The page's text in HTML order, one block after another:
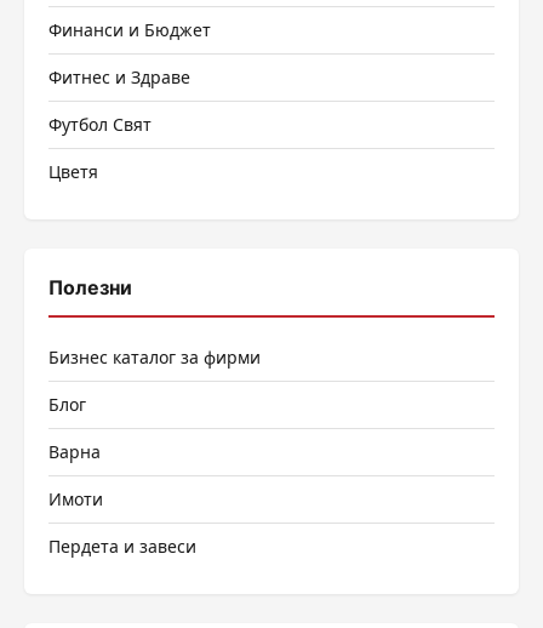
Финанси и Бюджет
Фитнес и Здраве
Футбол Свят
Цветя
Полезни
Бизнес каталог за фирми
Блог
Варна
Имоти
Пердета и завеси